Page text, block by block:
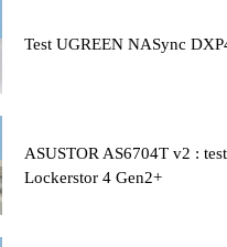
Test UGREEN NASync
ASUSTOR AS6704T v2 :
Lockerstor 4 Gen2+